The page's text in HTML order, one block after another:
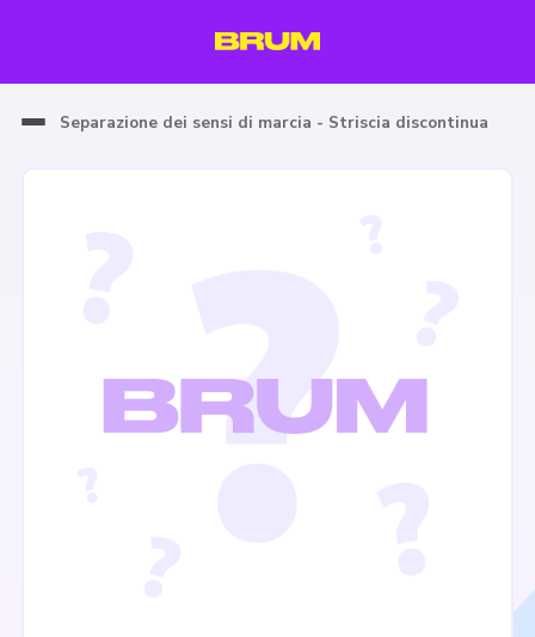
Separazione dei sensi di marcia - Striscia discontinua